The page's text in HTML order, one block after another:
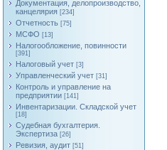
Документация, делопроизводство,
канцелярия [234]
Отчетность [75]
МСФО [13]
Налогообложение, повинности
[391]
Налоговый учет [3]
Управленческий учет [31]
Контроль и управление на
предприятии [141]
Инвентаризации. Складской учет
[18]
Судебная бухгалтерия.
Экспертиза [26]
Ревизия, аудит [51]